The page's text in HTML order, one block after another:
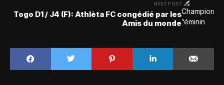
NEXT POST
Togo D1 / J4 (F): Athlèta FC congédié par les
Amis du monde